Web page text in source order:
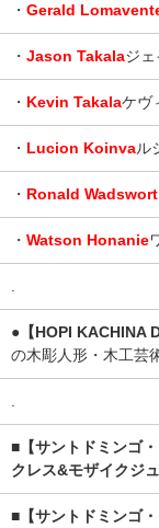
・ Gerald
・ Jason Takalaジ
・ Kevin Takalaケヴ
・ Lucion Koinvaル
・ Ronald
・ Watson Honanie
.
●【HOPI KACHINA
の木彫人形・木工芸
.
■【サントドミンゴ
クレス&モザイクジ
■【サントドミンゴ